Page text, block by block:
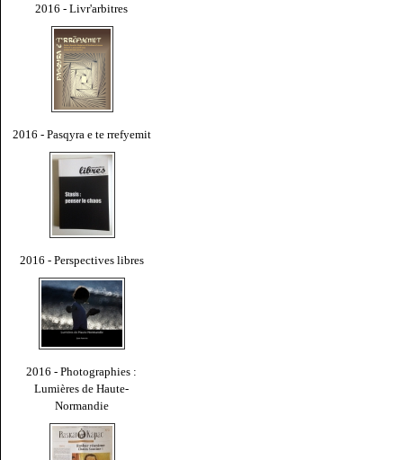
2016 - Livr'arbitres
2016 - Pasqyra e te rrefyemit
2016 - Perspectives libres
2016 - Photographies :
Lumières de Haute-
Normandie